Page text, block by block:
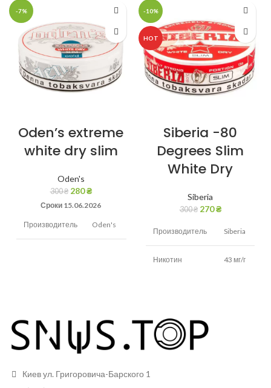
-7%
Oden’s extreme
white dry slim
Oden's
300₴ 280₴
Сроки 15.06.2026
Производитель Oden's
Размер
пакетиков
Тонкие
Грамм в банке 13 грам
-10%
HOT
Siberia -80
Degrees Slim
White Dry
Siberia
300₴ 270₴
Производитель Siberia
Никотин 43 мг/г
Размер
Киев ул. Григоровича-Барского 1